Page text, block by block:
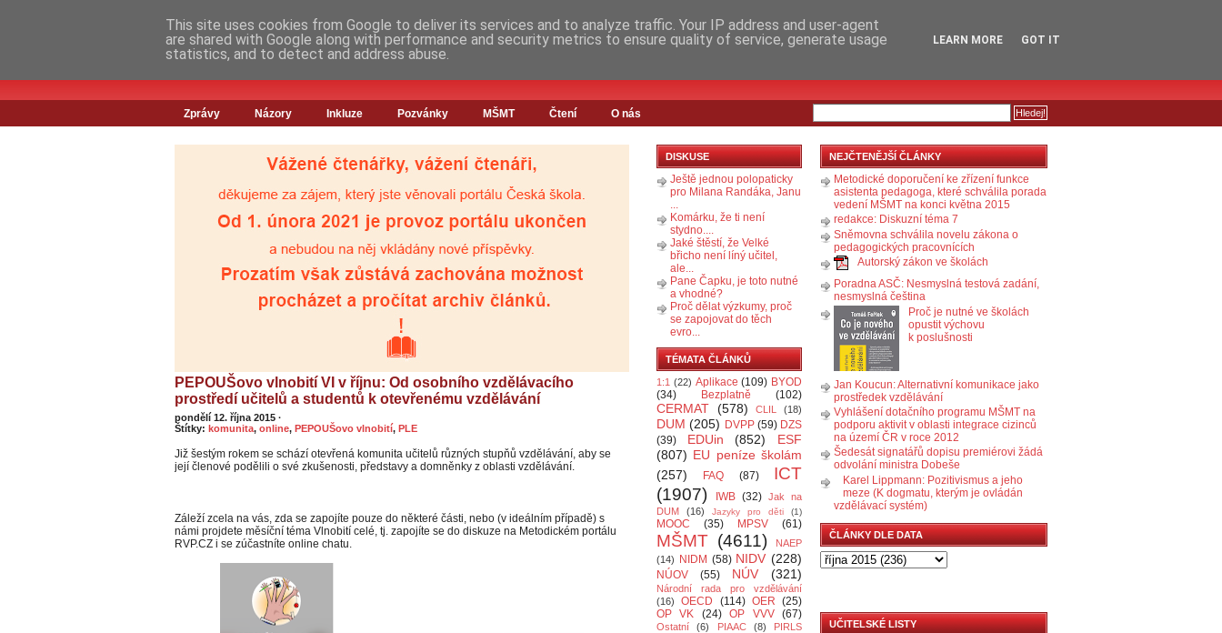
Zprávy Názory Inkluze Pozvánky MŠMT Čtení O nás
PEPOUŠovo vlnobití VI v říjnu: Od osobního vzdělávacího
prostředí učitelů a studentů k otevřenému vzdělávání
pondělí 12. října 2015 ·
Štítky: komunita, online, PEPOUŠovo vlnobití, PLE
Již šestým rokem se schází otevřená komunita učitelů různých stupňů vzdělávání, aby se
její členové podělili o své zkušenosti, představy a domněnky z oblasti vzdělávání.
Záleží zcela na vás, zda se zapojíte pouze do některé části, nebo (v ideálním případě) s
námi projdete měsíční téma Vlnobití celé, tj. zapojíte se do diskuze na Metodickém portálu
RVP.CZ i se zúčastníte online chatu.
DISKUSE
Ještě jednou polopaticky
pro Milana Randáka, Janu
...
Komárku, že ti není
stydno....
Jaké štěstí, že Velké
břicho není líný učitel,
ale...
Pane Čapku, je toto nutné
a vhodné?
Proč dělat výzkumy, proč
se zapojovat do těch
evro...
TÉMATA ČLÁNKŮ
1:1 (22) Aplikace (109) BYOD
(34)
Bezplatně (102)
CERMAT (578) CLIL (18)
DUM (205) DVPP (59) DZS
(39)
EDUin (852)
ESF
(807) EU peníze školám
(257)
FAQ (87)
ICT
(1907)
IWB (32) Jak na
DUM
(16) Jazyky pro děti (1)
MOOC (35) MPSV (61)
MŠMT (4611)
NAEP
(14)
NIDM (58) NIDV (228)
NÚOV (55) NÚV (321)
Národní rada pro vzdělávání
(16)
OECD (114) OER (25)
OP VK
(24) OP VVV (67)
Ostatní (6) PIAAC (8)
PIRLS
NEJČTENĚJŠÍ ČLÁNKY
Metodické doporučení ke zřízení funkce
asistenta pedagoga, které schválila porada
vedení MŠMT na konci května 2015
redakce: Diskuzní téma 7
Sněmovna schválila novelu zákona o
pedagogických pracovnících
Autorský zákon ve školách
Poradna ASČ: Nesmyslná testová zadání,
nesmyslná čeština
Proč je nutné ve školách
opustit výchovu
k poslušnosti
Jan Koucun: Alternativní komunikace jako
prostředek vzdělávání
Vyhlášení dotačního programu MŠMT na
podporu aktivit v oblasti integrace cizinců
na území ČR v roce 2012
Šedesát signatářů dopisu premiérovi žádá
odvolání ministra Dobeše
Karel Lippmann: Pozitivismus a jeho
meze (K dogmatu, kterým je ovládán
vzdělávací systém)
ČLÁNKY DLE DATA
UČITELSKÉ LISTY
This site uses cookies from Google to deliver its services and to analyze traffic. Your IP address and user-agent
are shared with Google along with performance and security metrics to ensure quality of service, generate usage
statistics, and to detect and address abuse.
LEARN MORE GOT IT